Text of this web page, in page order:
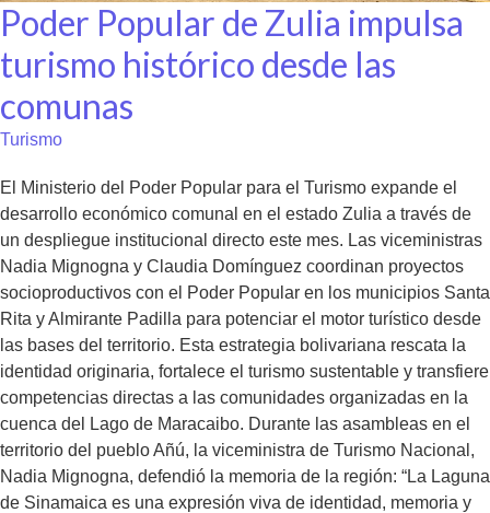
Poder Popular de Zulia impulsa
turismo histórico desde las
comunas
Turismo
El Ministerio del Poder Popular para el Turismo expande el
desarrollo económico comunal en el estado Zulia a través de
un despliegue institucional directo este mes. Las viceministras
Nadia Mignogna y Claudia Domínguez coordinan proyectos
socioproductivos con el Poder Popular en los municipios Santa
Rita y Almirante Padilla para potenciar el motor turístico desde
las bases del territorio. Esta estrategia bolivariana rescata la
identidad originaria, fortalece el turismo sustentable y transfiere
competencias directas a las comunidades organizadas en la
cuenca del Lago de Maracaibo. Durante las asambleas en el
territorio del pueblo Añú, la viceministra de Turismo Nacional,
Nadia Mignogna, defendió la memoria de la región: “La Laguna
de Sinamaica es una expresión viva de identidad, memoria y